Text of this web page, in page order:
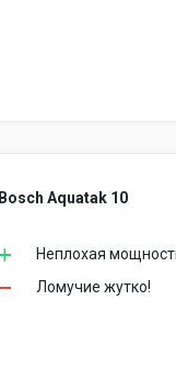
Bosch Aquatak 10
Неплохая
Ломучие жутко!